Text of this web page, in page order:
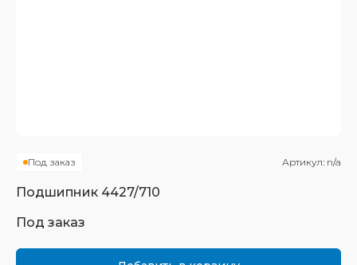
Под заказ Артикул: n/a
Подшипник 4427/710
Под заказ